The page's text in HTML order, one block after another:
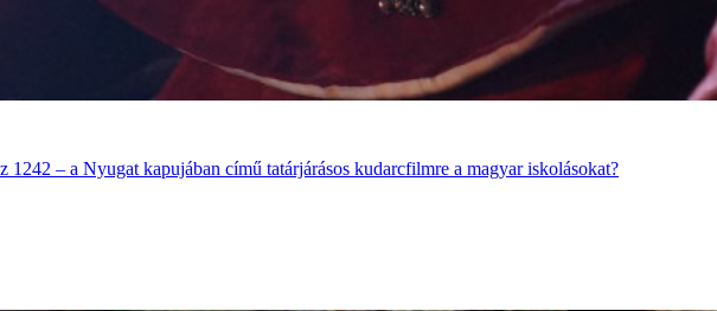
– a Nyugat kapujában című tatárjárásos kudarcfilmre a magyar iskolásokat?